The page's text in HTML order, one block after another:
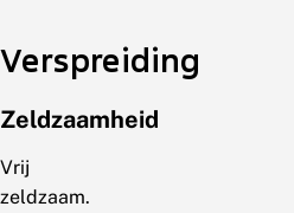
Verspreiding
Zeldzaamheid
Vrij
zeldzaam.